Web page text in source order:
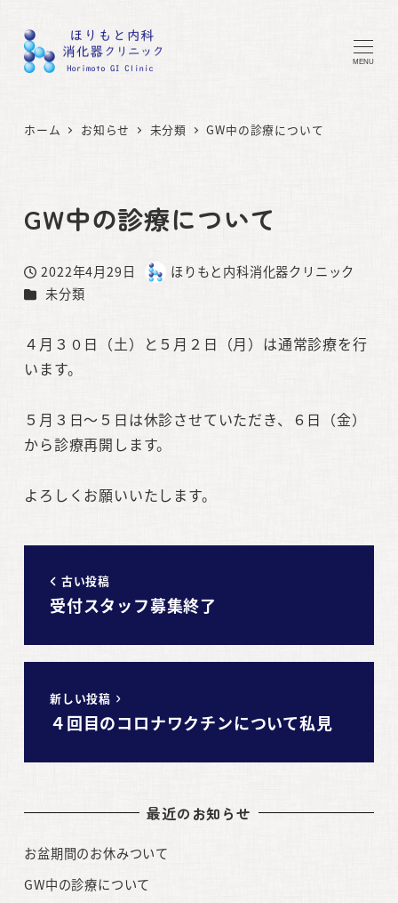
MENU
ホーム お知らせ 未分類 GW中の診療について
GW中の診療について
投稿日
2022年4月29日
著
ほりもと内科消化器クリニック
カテゴリー
未分類
４月３０日（土）と５月２日（月）は通常診療を行
います。
５月３日～５日は休診させていただき、６日（金）
から診療再開します。
よろしくお願いいたします。
古い投稿
受付スタッフ募集終了
新しい投稿
４回目のコロナワクチンについて私見
最近のお知らせ
お盆期間のお休みついて
GW中の診療について